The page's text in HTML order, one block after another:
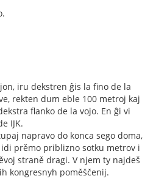
iru dekstren ĝis la fino de la
rekten dum eble 100 metroj kaj
flanko de la vojo. En ĝi vi
IJK.
napravo do konca sego doma,
prěmo priblizno sotku metrov i
straně dragi. V njem ty najdeš
kongresnyh poměščenij.